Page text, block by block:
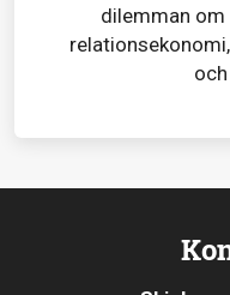
dilemman